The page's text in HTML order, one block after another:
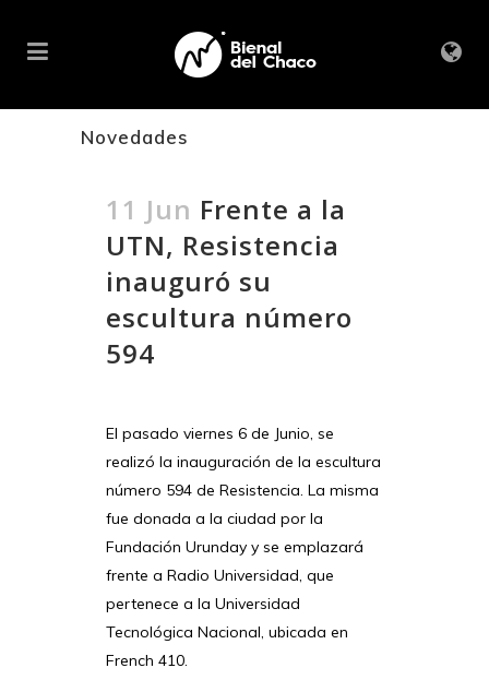
Novedades
11 Jun Frente a la
UTN, Resistencia
inauguró su
escultura número
594
El pasado viernes 6 de Junio, se
realizó la inauguración de la escultura
número 594 de Resistencia. La misma
fue donada a la ciudad por la
Fundación Urunday y se emplazará
frente a Radio Universidad, que
pertenece a la Universidad
Tecnológica Nacional, ubicada en
French 410.